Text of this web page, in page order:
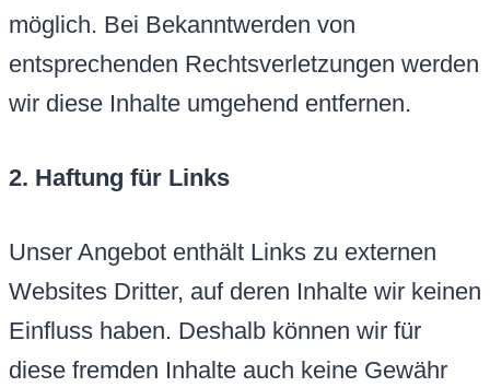
möglich. Bei Bekanntwerden von
entsprechenden Rechtsverletzungen werden
wir diese Inhalte umgehend entfernen.
2. Haftung für Links
Unser Angebot enthält Links zu externen
Websites Dritter, auf deren Inhalte wir keinen
Einfluss haben. Deshalb können wir für
diese fremden Inhalte auch keine Gewähr